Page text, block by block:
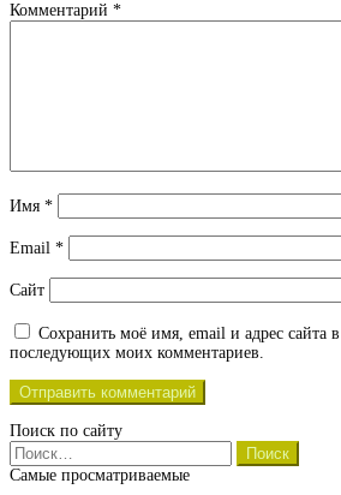
Комментарий *
Имя *
Email *
Сайт
Сохранить моё имя, email и адрес сайта в
последующих моих комментариев.
Поиск по сайту
Найти:
Самые просматриваемые